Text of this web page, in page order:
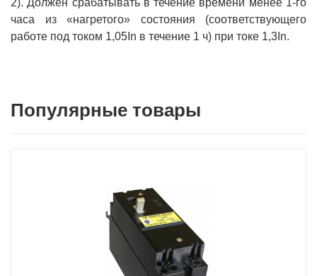
2). Должен срабатывать в течение времени менее 1-го
часа из «нагретого» состояния (соответствующего
работе под током 1,05In в течение 1 ч) при токе 1,3In.
Популярные товары